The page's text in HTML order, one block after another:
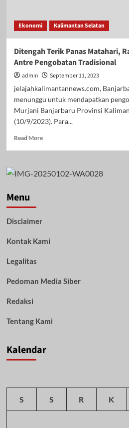
Ekonomi Kalimantan Selatan
Ditengah Terik Panas Matahari,
Antre Pengobatan Tradisional
admin
September 11, 2023
jelajahkalimantannews.com,
menunggu untuk mendapatkan
Murjani Banjarbaru Provinsi
(10/9/2023). Para...
Read MoreRead
Terik
Rela
Pengobatan
Menu
Disclaimer
Kontak Kami
Legalitas
Pedoman Media Siber
Redaksi
Tentang Kami
Kalendar
S S R K